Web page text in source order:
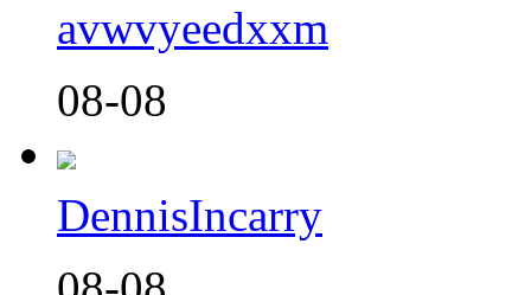
avwvyeedxxm
08-08
DennisIncarry